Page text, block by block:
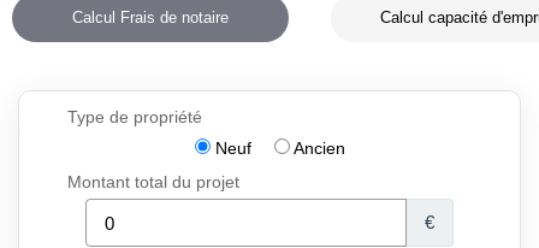
Calcul Frais de notaire Calcul capacité